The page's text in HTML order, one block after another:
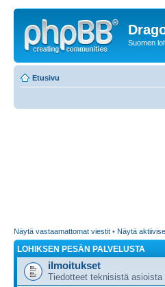
Suomen
Etusivu
Näytä vastaamattomat viestit • Näytä
LOHIKSEN PESÄN PALVELUSTA
ilmoitukset
Tiedotteet teknisistä